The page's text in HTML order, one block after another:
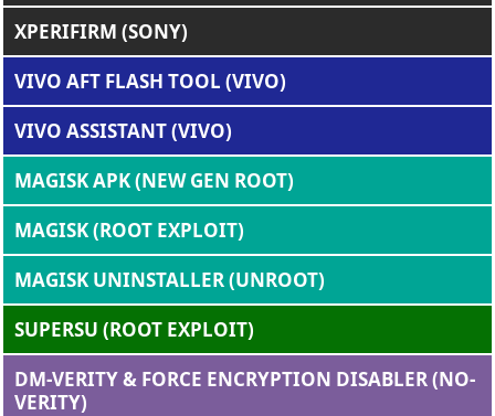
XPERIFIRM (SONY)
VIVO AFT FLASH TOOL (VIVO)
VIVO ASSISTANT (VIVO)
MAGISK APK (NEW GEN ROOT)
MAGISK (ROOT EXPLOIT)
MAGISK UNINSTALLER (UNROOT)
SUPERSU (ROOT EXPLOIT)
DM-VERITY & FORCE ENCRYPTION DISABLER (NO-
VERITY)